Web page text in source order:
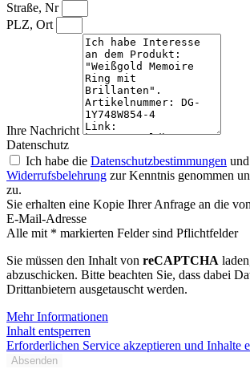
Straße, Nr
PLZ, Ort
Ihre Nachricht
Datenschutz
Ich habe die Datenschutzbestimmungen
Widerrufsbelehrung zur Kenntnis genommen
zu.
Sie erhalten eine Kopie Ihrer Anfrage an die
E-Mail-Adresse
Alle mit * markierten Felder sind Pflichtfelder
Sie müssen den Inhalt von reCAPTCHA
abzuschicken. Bitte beachten Sie, dass dabei
Drittanbietern ausgetauscht werden.
Mehr Informationen
Inhalt entsperren
Erforderlichen Service akzeptieren und Inhalte
Absenden